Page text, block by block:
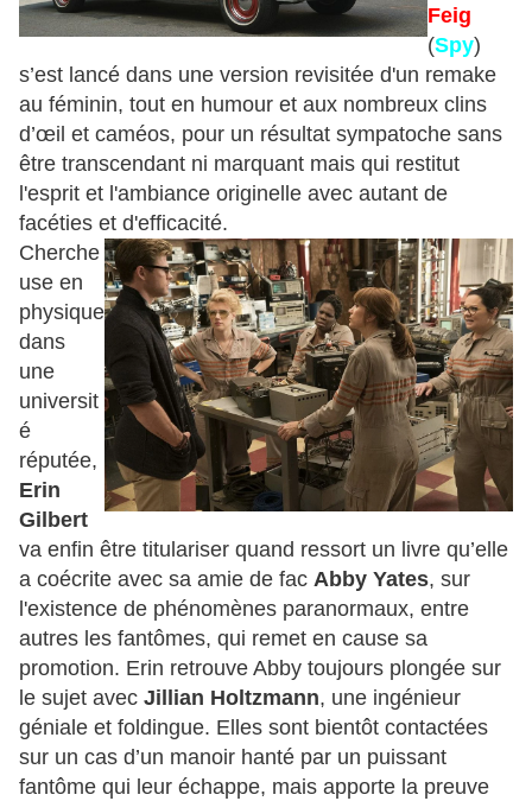
Feig
(Spy)
s’est lancé dans une version revisitée d'un remake
au féminin, tout en humour et aux nombreux clins
d’œil et caméos, pour un résultat sympatoche sans
être transcendant ni marquant mais qui restitut
l'esprit et l'ambiance originelle avec autant de
facéties et d'efficacité.
Cherche
use en
physique
dans
une
universit
é
réputée,
Erin
Gilbert
va enfin être titulariser quand ressort un livre qu’elle
a coécrite avec sa amie de fac Abby Yates, sur
l'existence de phénomènes paranormaux, entre
autres les fantômes, qui remet en cause sa
promotion. Erin retrouve Abby toujours plongée sur
le sujet avec Jillian Holtzmann, une ingénieur
géniale et foldingue. Elles sont bientôt contactées
sur un cas d’un manoir hanté par un puissant
fantôme qui leur échappe, mais apporte la preuve